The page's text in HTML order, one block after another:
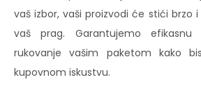
vaš izbor, vaši proizvodi će stići brzo
vaš prag. Garantujemo
rukovanje vašim paketom kako
kupovnom iskustvu.